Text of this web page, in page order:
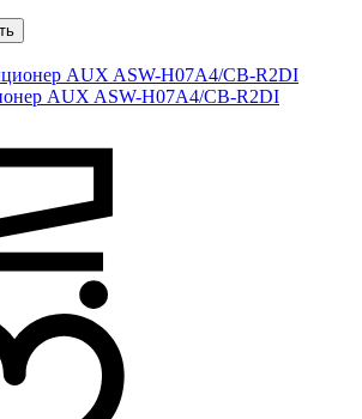
AUX ASW-H07A4/CB-R2DI